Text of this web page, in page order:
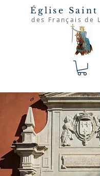
Église
des Français de